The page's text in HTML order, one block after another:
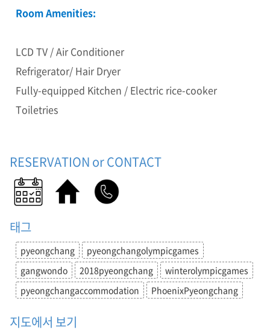
Room Amenities:
LCD TV / Air Conditioner
Refrigerator/ Hair Dryer
Fully-equipped Kitchen / Electric rice-cooker
Toiletries
RESERVATION or CONTACT
태그
pyeongchang
pyeongchangolympicgames
gangwondo
2018pyeongchang
winterolympicgames
pyeongchangaccommodation
PhoenixPyeongchang
지도에서 보기